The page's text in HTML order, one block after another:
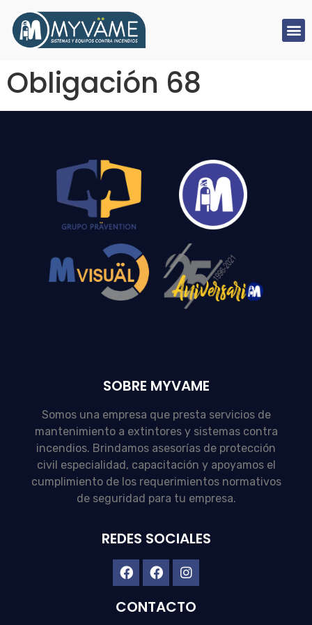
Obligación 68
SOBRE MYVAME
Somos una empresa que presta servicios de
mantenimiento a extintores y sistemas contra
incendios. Brindamos asesorías de protección
civil especialidad, capacitación y apoyamos el
cumplimiento de los requerimientos normativos
de seguridad para tu empresa.
REDES SOCIALES
CONTACTO